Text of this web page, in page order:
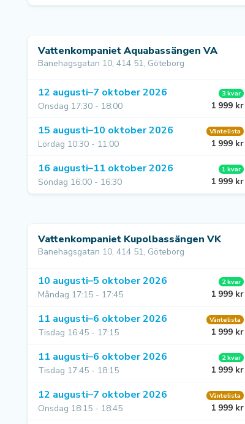
Vattenkompaniet Aquabassängen VA
Banehagsgatan 10, 414 51, Göteborg
12 augusti–7 oktober 2026
Onsdag 17:30 - 18:00
3 kvar
1 999 kr
15 augusti–10 oktober 2026
Lördag 10:30 - 11:00
Väntelista
1 999 kr
16 augusti–11 oktober 2026
Söndag 16:00 - 16:30
1 kvar
1 999 kr
Vattenkompaniet Kupolbassängen VK
Banehagsgatan 10, 414 51, Göteborg
10 augusti–5 oktober 2026
Måndag 17:15 - 17:45
2 kvar
1 999 kr
11 augusti–6 oktober 2026
Tisdag 16:45 - 17:15
Väntelista
1 999 kr
11 augusti–6 oktober 2026
Tisdag 17:45 - 18:15
2 kvar
1 999 kr
12 augusti–7 oktober 2026
Onsdag 18:15 - 18:45
Väntelista
1 999 kr